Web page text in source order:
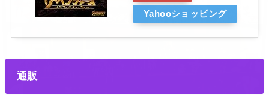
Yahooショッピング
通販